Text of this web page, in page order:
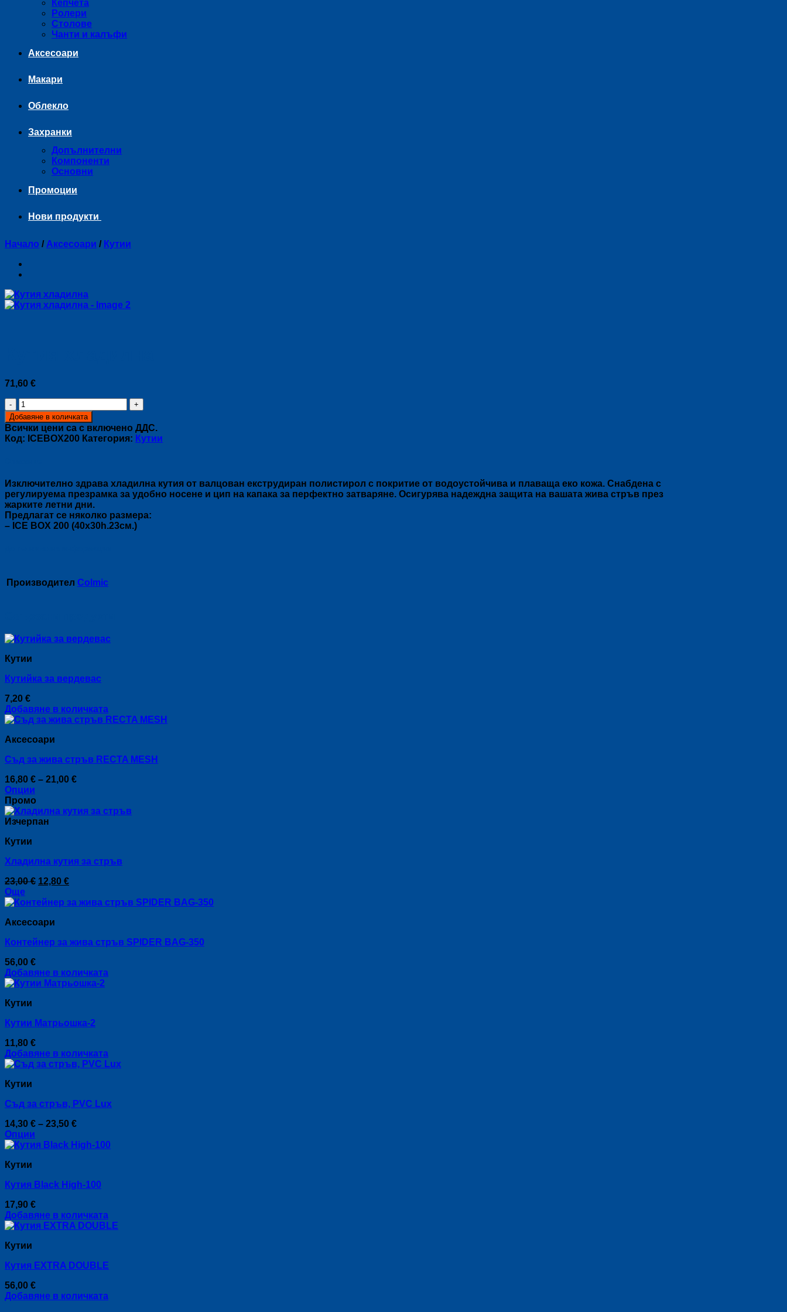
Кепчета
Ролери
Столове
Чанти и калъфи
Аксесоари
Макари
Облекло
Захранки
Допълнителни
Компоненти
Основни
Промоции
Нови продукти
Начало / Аксесоари / Кутии
71,60 €
количество
за
Кутия
хладилна
Добавяне в количката
Всички цени са с включено ДДС.
Код: ICEBOX200 Категория: Кутии
Изключително здрава хладилна кутия от валцован екструдиран полистирол с покритие от водоустойчива и плаваща еко кожа. Снабдена с
регулируема презрамка за удобно носене и цип на капака за перфектно затваряне. Осигурява надеждна защита на вашата жива стръв през
жарките летни дни.
Предлагат се няколко размера:
– ICE BOX 200 (40х30h.23см.)
Производител Colmic
Кутии
Кутийка за вердевас
7,20 €
Добавяне в количката
Аксесоари
Съд за жива стръв RECTA MESH
16,80 € – 21,00 €Price
through
Опции
This
product
has
variants.
options
be
chosen
on
product
page
Промо
Изчерпан
Кутии
Хладилна кутия за стръв
23,00€ Original
was:
12,80 €Текущата
е:
Още
Аксесоари
Контейнер за жива стръв SPIDER BAG-350
56,00 €
Добавяне в количката
Кутии
Кутии Матрьошка-2
11,80 €
Добавяне в количката
Кутии
Съд за стръв, PVC Lux
14,30 € – 23,50 €Price
14,30 €
Опции
This
has
variants.
options
may
be
on
the
product
page
Кутии
Кутия Black High-100
17,90 €
Добавяне в количката
Кутии
Кутия EXTRA DOUBLE
56,00 €
Добавяне в количката